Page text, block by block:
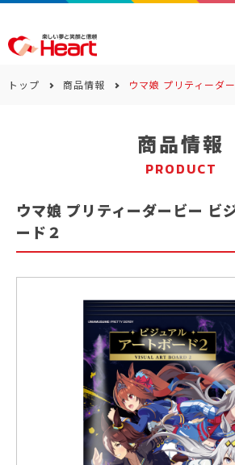
サステナビリティ
お問い合わせ
トップ 商品情報 ウマ娘 プリティーダ
商品情報
PRODUCT
ウマ娘 プリティーダービー ビ
ード２